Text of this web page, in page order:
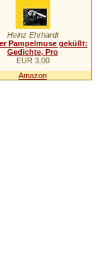
Heinz Ehrhardt
Pampelmuse geküßt:
Gedichte, Pro
EUR 3,00
Amazon